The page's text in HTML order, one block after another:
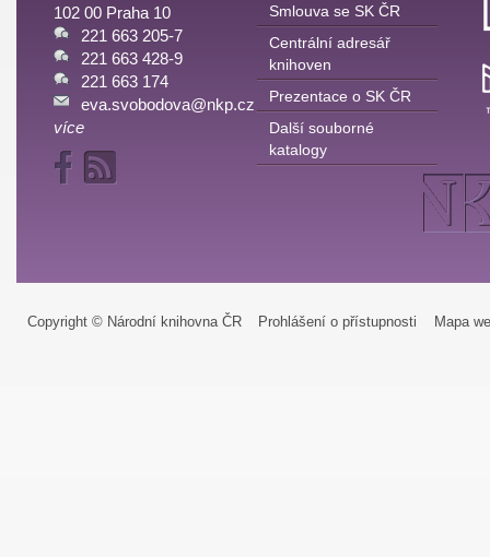
102 00 Praha 10
221 663 205-7
221 663 428-9
221 663 174
eva.svobodova@nkp.cz
více
Smlouva se SK ČR
Centrální adresář
knihoven
Prezentace o SK ČR
Další souborné
katalogy
Copyright © Národní knihovna ČR Prohlášení o přístupnosti Mapa